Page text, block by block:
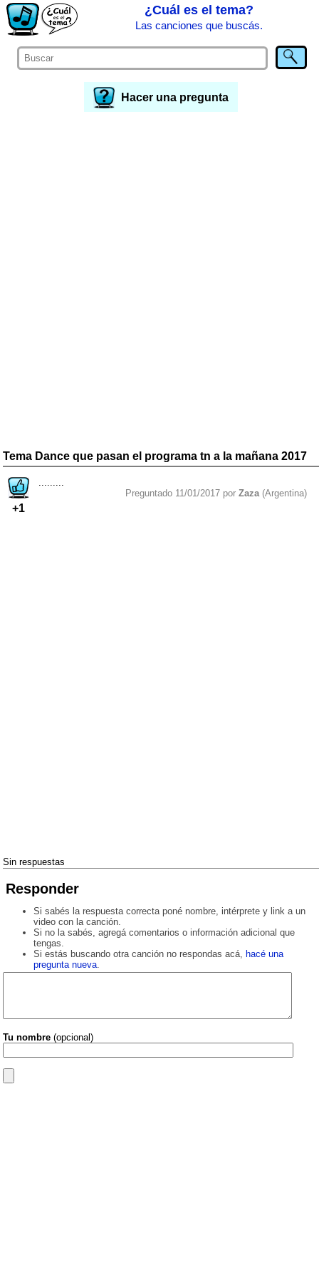
¿Cuál es el tema?
Las canciones que buscás.
Hacer una pregunta
Tema Dance que pasan el programa tn a la mañana 2017
+1
Preguntado 11/01/2017 por Zaza (Argentina)
Sin respuestas
Responder
Si sabés la respuesta correcta poné nombre, intérprete y link a un
video con la canción.
Si no la sabés, agregá comentarios o información adicional que
tengas.
Si estás buscando otra canción no respondas acá, hacé una
pregunta nueva.
Tu nombre (opcional)